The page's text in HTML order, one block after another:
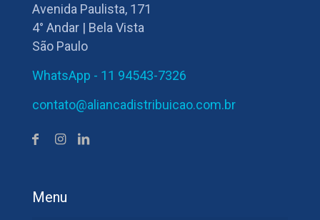
Avenida Paulista, 171
4° Andar | Bela Vista
São Paulo
WhatsApp - 11 94543-7326
contato@aliancadistribuicao.com.br
Menu